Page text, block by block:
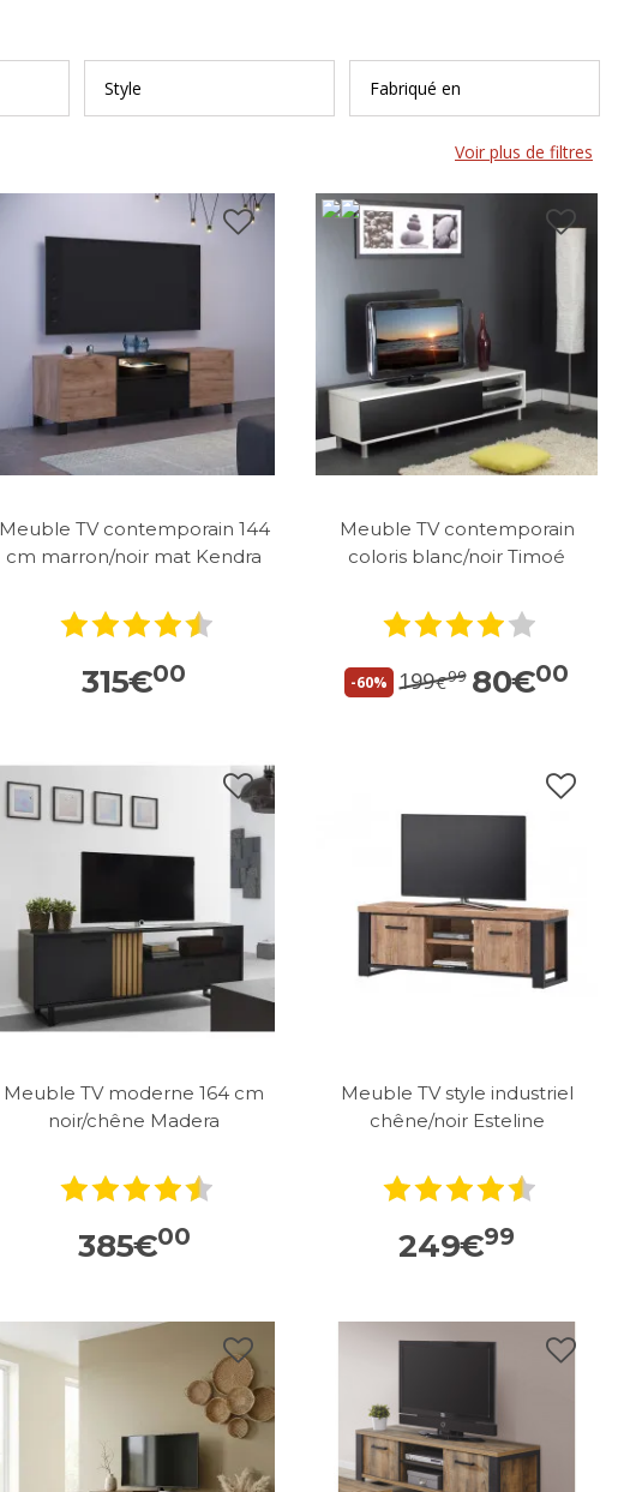
Style Fabriqué en
Voir plus de filtres
Meuble TV contemporain 144
cm marron/noir mat Kendra
315€00
Meuble TV contemporain
coloris blanc/noir Timoé
-60% 199€99 80€00
Meuble TV moderne 164 cm
noir/chêne Madera
385€00
Meuble TV style industriel
chêne/noir Esteline
249€99